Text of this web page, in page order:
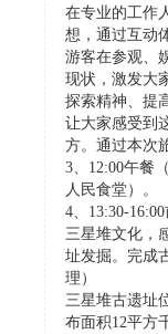
在专业的工作
想，通过互动
游客在参观、
现状，激发大
探索精神、提
让大家感受到
方。通过本次
3、12:00午餐
人民食堂）。
4、13:30-
三星堆文化，
址发掘。完成
理）
三星堆古遗址
布面积12平方